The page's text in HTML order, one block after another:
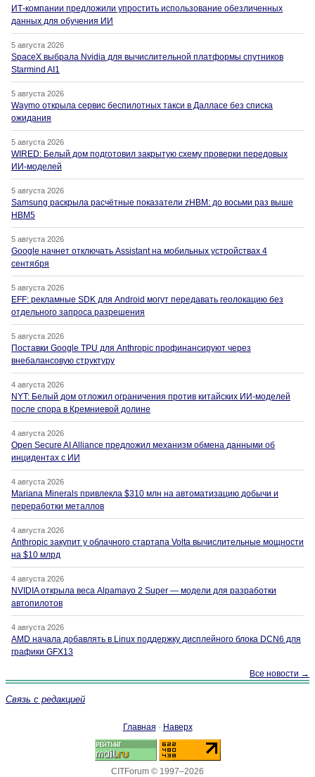
ИТ-компании предложили упростить использование обезличенных
данных для обучения ИИ
5 августа 2026
SpaceX выбрала Nvidia для вычислительной платформы спутников
Starmind AI1
5 августа 2026
Waymo открыла сервис беспилотных такси в Далласе без списка
ожидания
5 августа 2026
WIRED: Белый дом подготовил закрытую схему проверки передовых
ИИ-моделей
5 августа 2026
Samsung раскрыла расчётные показатели zHBM: до восьми раз выше
HBM5
5 августа 2026
Google начнет отключать Assistant на мобильных устройствах 4
сентября
5 августа 2026
EFF: рекламные SDK для Android могут передавать геолокацию без
отдельного запроса разрешения
5 августа 2026
Поставки Google TPU для Anthropic профинансируют через
внебалансовую структуру
4 августа 2026
NYT: Белый дом отложил ограничения против китайских ИИ-моделей
после спора в Кремниевой долине
4 августа 2026
Open Secure AI Alliance предложил механизм обмена данными об
инцидентах с ИИ
4 августа 2026
Mariana Minerals привлекла $310 млн на автоматизацию добычи и
переработки металлов
4 августа 2026
Anthropic закупит у облачного стартапа Volta вычислительные мощности
на $10 млрд
4 августа 2026
NVIDIA открыла веса Alpamayo 2 Super — модели для разработки
автопилотов
4 августа 2026
AMD начала добавлять в Linux поддержку дисплейного блока DCN6 для
графики GFX13
Все новости →
Связь с редакцией
Главная · Наверх
CITForum © 1997–2026